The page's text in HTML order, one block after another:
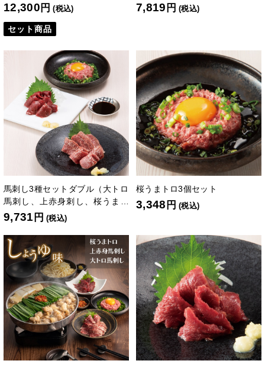
12,300 円 (税込)
セット商品
7,819 円 (税込)
馬刺し3種セットダブル（大トロ
馬刺し、上赤身刺し、桜うまト
ロ各2個）
9,731 円 (税込)
桜うまトロ3個セット
3,348 円 (税込)